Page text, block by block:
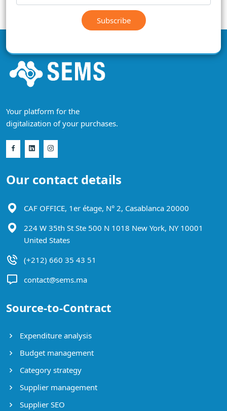
Subscribe
Your platform for the
digitalization of your purchases.
Our contact details
CAF OFFICE, 1er étage, N° 2, Casablanca 20000
224 W 35th St Ste 500 N 1018 New York, NY 10001
United States
(+212) 660 35 43 51
contact@sems.ma
Source-to-Contract
Expenditure analysis
Budget management
Category strategy
Supplier management
Supplier SEO